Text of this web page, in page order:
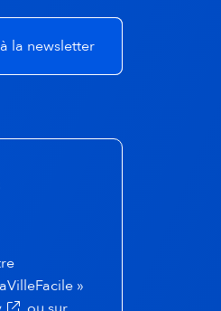
sur Facebook -
sur Instagram -
sur Linkedin -
nous sur Youtube -
»